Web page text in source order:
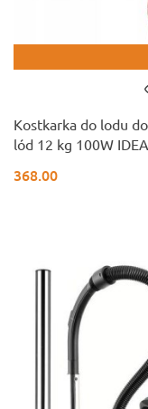
Kostkarka do lodu
lód 12 kg 100W
368.00